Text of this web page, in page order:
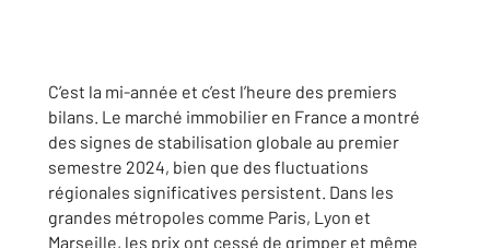
C’est la mi-année et c’est l’heure des premiers
bilans. Le marché immobilier en France a montré
des signes de stabilisation globale au premier
semestre 2024, bien que des fluctuations
régionales significatives persistent. Dans les
grandes métropoles comme Paris, Lyon et
Marseille, les prix ont cessé de grimper et même